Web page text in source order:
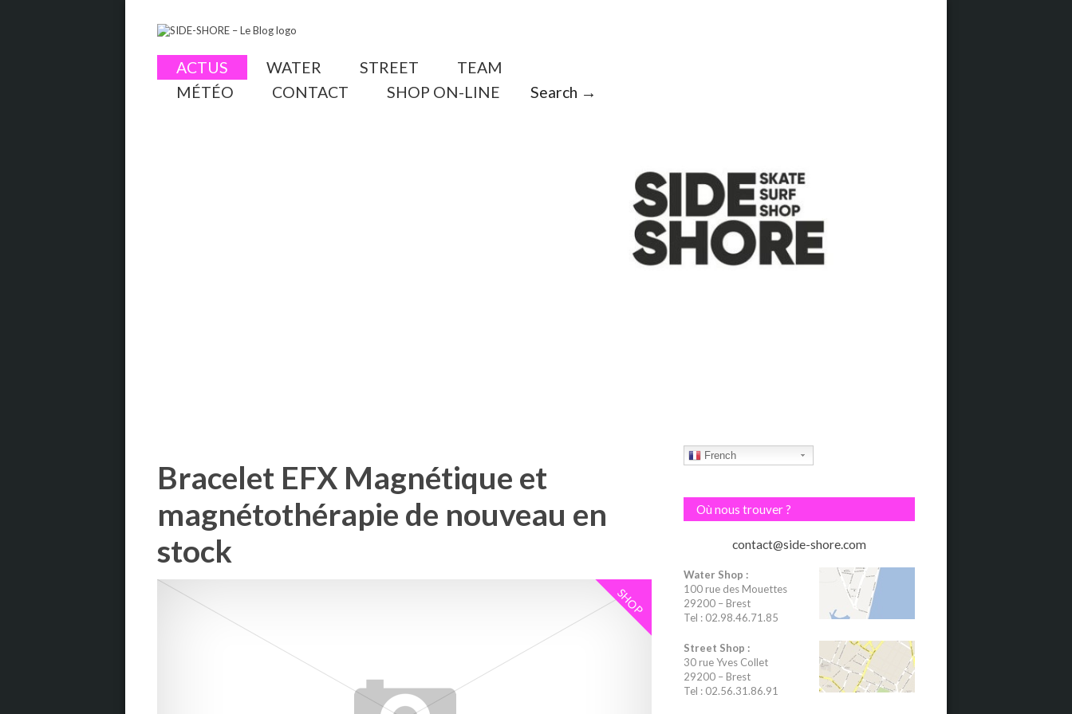
ACTUS WATER STREET
TEAM
MÉTÉO
CONTACT SHOP ON-LINE Search →
Bracelet EFX Magnétique et
magnétothérapie de nouveau en
stock
SHOP
French
Où nous trouver ?
contact@side-shore.com
Water Shop :
100 rue des Mouettes
29200 – Brest
Tel : 02.98.46.71.85
Street Shop :
30 rue Yves Collet
29200 – Brest
Tel : 02.56.31.86.91